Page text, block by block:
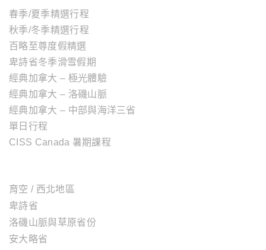
春季/夏季精選行程
秋季/冬季精選行程
百略至尊度假精選
卑詩省冬季滑雪假期
經典加拿大 – 極光體驗
經典加拿大 – 洛磯山脈
經典加拿大 – 中部與海洋三省
單日行程
CISS Canada 暑期課程
育空 / 西北地區
卑詩省
洛磯山脈與草原省份
安大略省